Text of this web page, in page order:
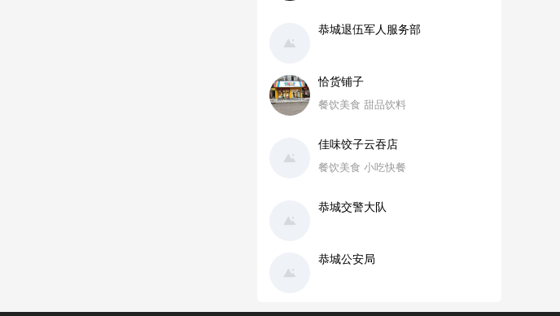
恭城退伍军人服务部
恰货铺子
餐饮美食 甜品饮料
佳味饺子云吞店
餐饮美食 小吃快餐
恭城交警大队
恭城公安局